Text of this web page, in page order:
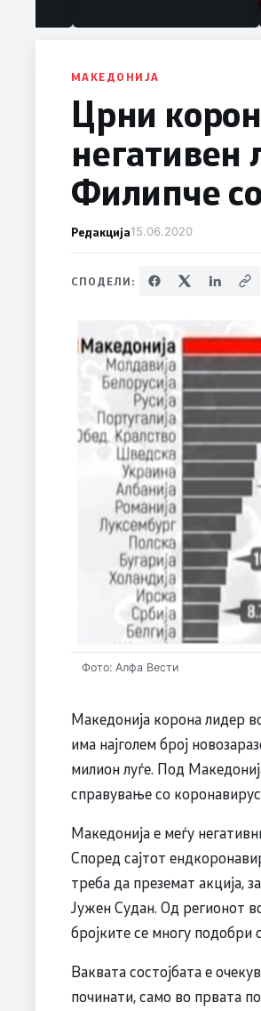
МАКЕДОНИЈА
Црни
негативен
Филипче
Редакција15.06.2020
СПОДЕЛИ:
Фото: Алфа Вести
Македонија корона лидер
има најголем број
милион луѓе. Под
справување со
Македонија е меѓу
Според сајтот
треба да преземат акција,
Јужен Судан. Од регионот
бројките се многу подобри
Ваквата состојбата е
починати, само во првата